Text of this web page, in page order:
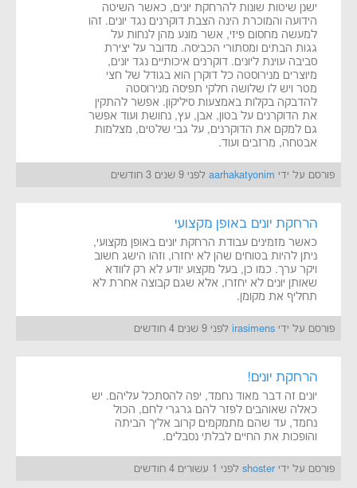
ישנן שיטות שונות להרחקת יונים, כאשר השיטה
הידועה והמוכרת הינה הצבת דוקרנים נגד יונים. זהו
למעשה מחסום פיזי, אשר מונע מהן לנחות על
גגות הבתים ומסתורי הכביסה. מדובר על יצירת
סביבה עוינת ליונים. דוקרנים איכותיים נגד יונים,
מיוצרים מנירוסטה כל דוקרן הוא בגודל של חצי
מטר ויש לו שלושה חלקי תפיסה מנירוסטה
להדבקה בקלות באמצעות סיליקון. אפשר להתקין
את הדוקרנים על בטון, אבן, עץ, נחושת ועוד אפשר
גם למקם את הדוקרנים, על גבי שלטים, מצלמות
אבטחה, מרזבים ועוד.
פורסם על ידי aarhakatyonim לפני 9 שנים 3 חודשים
הרחקת יונים באופן מקצועי
כאשר מזמינים עבודת הרחקת יונים באופן מקצועי,
ניתן להיות בטוחים שהן לא יחזרו, וזהו הישג חשוב
ויקר ערך. כמו כן, בעל מקצוע יודע לא רק לוודא
שאותן יונים לא יחזרו, אלא שגם קבוצה אחרת לא
תחליף את מקומן.
פורסם על ידי irasimens לפני 9 שנים 4 חודשים
הרחקת יונים!
יונים זה דבר מאוד נחמד, יפה להסתכל עליהם. יש
כאלה שאוהבים לפזר להם גרגרי לחם, הכול
נחמד, עד שהם מתמקמים קרוב אליך הביתה
והופכות את החיים לבלתי נסבלים.
פורסם על ידי shoster לפני 1 עשורים 4 חודשים